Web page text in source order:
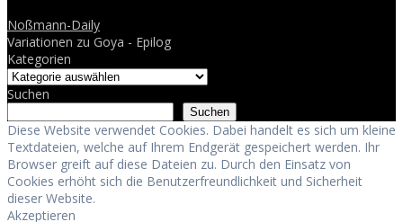
Noßmann-Daily
Variationen zu Goya - Epilog
Kategorien
Suchen
Suchen
Diese Website verwendet Cookies. Dabei handelt es sich um kleine
Textdateien, welche auf Ihrem Endgerät gespeichert werden. Ihr
Browser greift auf diese Dateien zu. Durch den Einsatz von
Cookies erhöht sich die Benutzerfreundlichkeit und Sicherheit
dieser Website.
Akzeptieren